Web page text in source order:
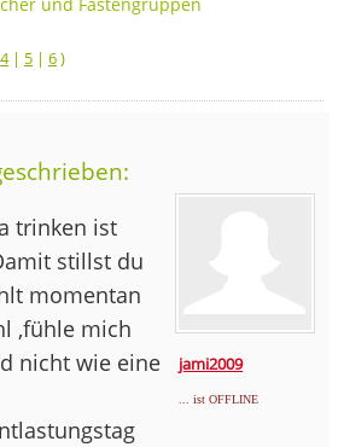
4| 5 | 6)
jami2009
... ist OFFLINE
trinken ist
stillst du
momentan
,fühle mich
nicht wie eine